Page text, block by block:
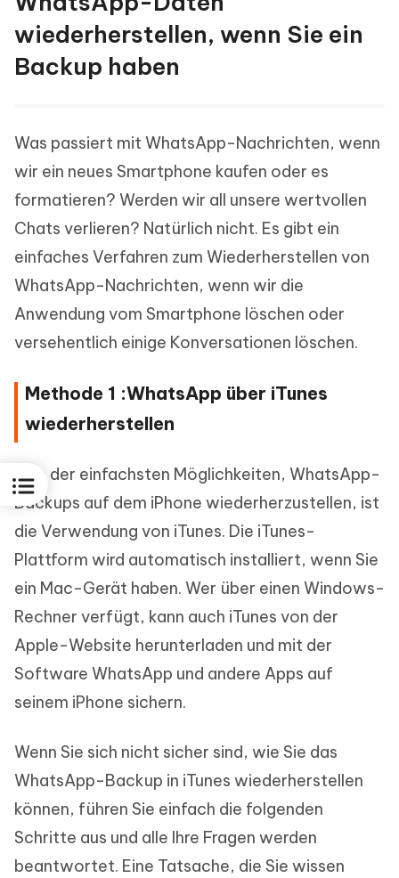
wiederherstellen, wenn Sie ein
Backup haben
Was passiert mit WhatsApp-Nachrichten, wenn
wir ein neues Smartphone kaufen oder es
formatieren? Werden wir all unsere wertvollen
Chats verlieren? Natürlich nicht. Es gibt ein
einfaches Verfahren zum Wiederherstellen von
WhatsApp-Nachrichten, wenn wir die
Anwendung vom Smartphone löschen oder
versehentlich einige Konversationen löschen.
Methode 1 :WhatsApp über iTunes
wiederherstellen
Eine der einfachsten Möglichkeiten, WhatsApp-
Backups auf dem iPhone wiederherzustellen, ist
die Verwendung von iTunes. Die iTunes-
Plattform wird automatisch installiert, wenn Sie
ein Mac-Gerät haben. Wer über einen Windows-
Rechner verfügt, kann auch iTunes von der
Apple-Website herunterladen und mit der
Software WhatsApp und andere Apps auf
seinem iPhone sichern.
Wenn Sie sich nicht sicher sind, wie Sie das
WhatsApp-Backup in iTunes wiederherstellen
können, führen Sie einfach die folgenden
Schritte aus und alle Ihre Fragen werden
beantwortet. Eine Tatsache, die Sie wissen